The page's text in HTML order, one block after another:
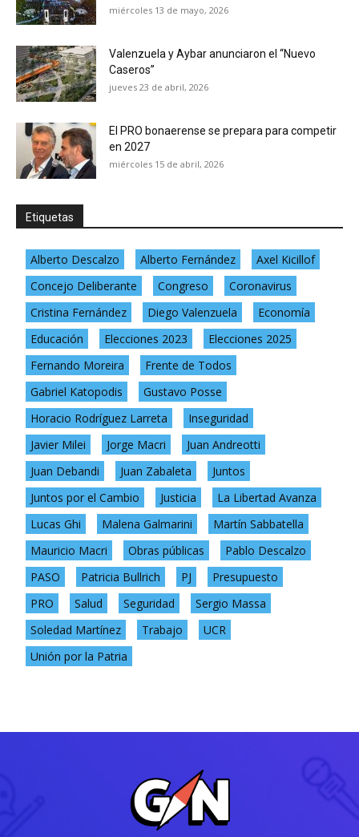
miércoles 13 de mayo, 2026
Valenzuela y Aybar anunciaron el “Nuevo
Caseros”
jueves 23 de abril, 2026
El PRO bonaerense se prepara para competir
en 2027
miércoles 15 de abril, 2026
Etiquetas
Alberto Descalzo Alberto Fernández
Axel Kicillof
Concejo Deliberante
Congreso
Coronavirus
Cristina Fernández
Diego Valenzuela
Economía
Educación
Elecciones 2023
Elecciones 2025
Fernando Moreira
Frente de Todos
Gabriel Katopodis
Gustavo Posse
Horacio Rodríguez Larreta
Inseguridad
Javier Milei
Jorge Macri
Juan Andreotti
Juan Debandi
Juan Zabaleta
Juntos
Juntos por el Cambio
Justicia
La Libertad Avanza
Lucas Ghi
Malena Galmarini
Martín Sabbatella
Mauricio Macri
Obras públicas
Pablo Descalzo
PASO
Patricia Bullrich PJ
Presupuesto
PRO
Salud Seguridad
Sergio Massa
Soledad Martínez
Trabajo
UCR
Unión por la Patria